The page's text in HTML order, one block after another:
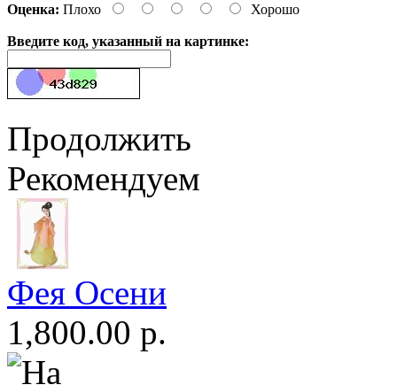
Оценка: Плохо Хорошо
Введите код, указанный на картинке:
Продолжить
Рекомендуем
Фея Осени
1,800.00 р.